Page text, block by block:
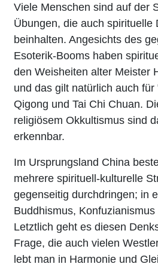
Viele Menschen sind auf der
Übungen, die auch spirituelle
beinhalten. Angesichts des
Esoterik-Booms haben
den Weisheiten alter Meister
und das gilt natürlich auch
Qigong und Tai Chi Chuan.
religiösem Okkultismus sind
erkennbar.
Im Ursprungsland China
mehrere spirituell-kulturelle
gegenseitig durchdringen; in
Buddhismus, Konfuzianismus
Letztlich geht es diesen
Frage, die auch vielen
lebt man in Harmonie und